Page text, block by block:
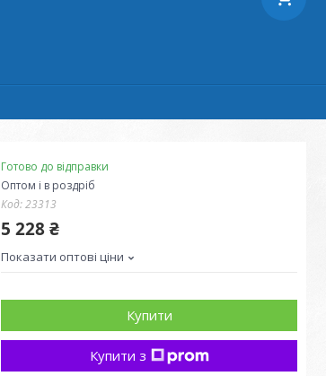
Готово до відправки
Оптом і в роздріб
Код:23313
5 228 ₴
Показати оптові ціни
Купити
Купити з